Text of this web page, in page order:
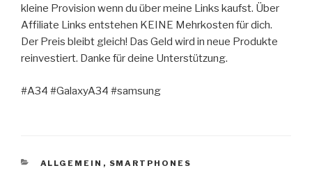
kleine Provision wenn du über meine Links kaufst. Über
Affiliate Links entstehen KEINE Mehrkosten für dich.
Der Preis bleibt gleich! Das Geld wird in neue Produkte
reinvestiert. Danke für deine Unterstützung.
#A34 #GalaxyA34 #samsung
KATEGORIEN
ALLGEMEIN , SMARTPHONES